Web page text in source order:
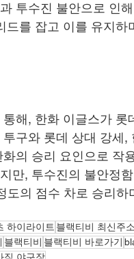
투수진 불안으로 인
드를 잡고 이를 유지
해, 한화 이글스가
구와 롯데 상대 강세
의 승리 요인으로 작
만, 투수진의 불안정
도의 점수 차로 승리
하이라이트 블랙티비 최신주소
블랙티비 블랙티비 바로가기